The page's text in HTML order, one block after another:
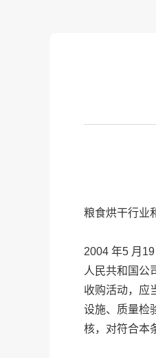
粮食烘干行业
2004 年5 月
人民共和国公
收购活动，应
设施、质量检
核，对符合本